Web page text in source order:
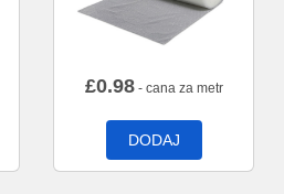
£0.98- cana za metr
DODAJ